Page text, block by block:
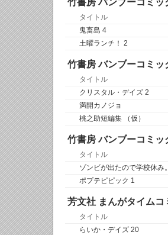
竹書房 バンブーコミッ
タイトル
鬼畜島 4
土曜ランチ！ 2
竹書房 バンブーコミ
タイトル
クリスタル・デイズ 2
満開カノジョ
桃之助短編集 （仮）
竹書房 バンブーコミッ
タイトル
ゾンビが出たので学校休み
ポプテピピック 1
芳文社 まんがタイムコ
タイトル
らいか・デイズ 20